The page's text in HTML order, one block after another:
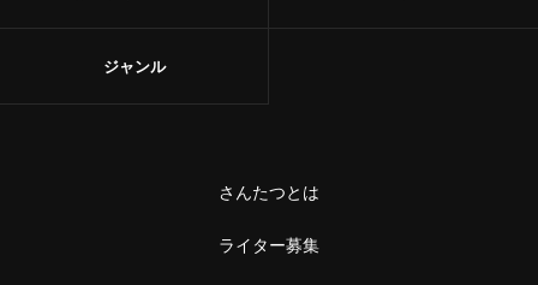
ジャンル
さんたつとは
ライター募集